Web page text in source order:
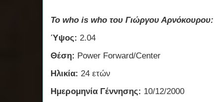
Το who is who του Γιώργου Αρνόκουρου:
Ύψος: 2.04
Θέση: Power Forward/Center
Ηλικία: 24 ετών
Ημερομηνία Γέννησης: 10/12/2000